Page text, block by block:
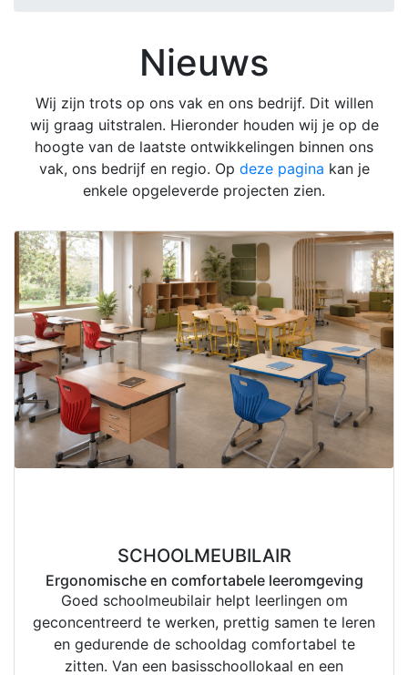
Nieuws
Wij zijn trots op ons vak en ons bedrijf. Dit willen
wij graag uitstralen. Hieronder houden wij je op de
hoogte van de laatste ontwikkelingen binnen ons
vak, ons bedrijf en regio. Op deze pagina kan je
enkele opgeleverde projecten zien.
SCHOOLMEUBILAIR
Ergonomische en comfortabele leeromgeving
Goed schoolmeubilair helpt leerlingen om
geconcentreerd te werken, prettig samen te leren
en gedurende de schooldag comfortabel te
zitten. Van een basisschoollokaal en een